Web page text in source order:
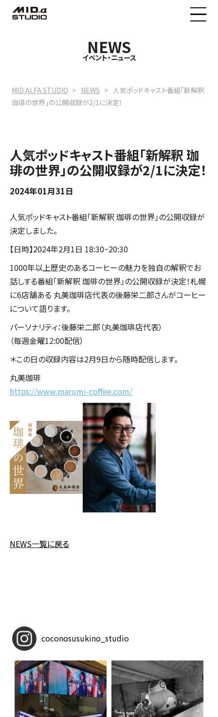
MID.α STUDIOについて
料金プラン
予約状況
NEWS
イベント・ニュース
MID ALFA STUDIO NEWS
人気ポッドキャスト番組「新解釈
珈琲の世界」の公開収録が2/1に決定！
人気ポッドキャスト番組「新解釈 珈
琲の世界」の公開収録が2/1に決定！
2024年01月31日
人気ポッドキャスト番組「新解釈 珈琲の世界」の公開収録が
決定しました。
【日時】2024年2月1日 18:30~20:30
1000年以上歴史のあるコーヒーの魅力を独自の解釈でお
話しする番組「新解釈 珈琲の世界」の公開収録が決定！札幌
に6店舗ある 丸美珈琲店代表の後藤栄二郎さんがコーヒー
について語ります。
パーソナリティ：後藤栄二郎（丸美珈琲店代表）
（毎週金曜12:00配信）
＊この日の収録内容は2月9日から随時配信します。
丸美珈琲
https://www.marumi-coffee.com/
NEWS一覧に戻る
coconosusukino_studio